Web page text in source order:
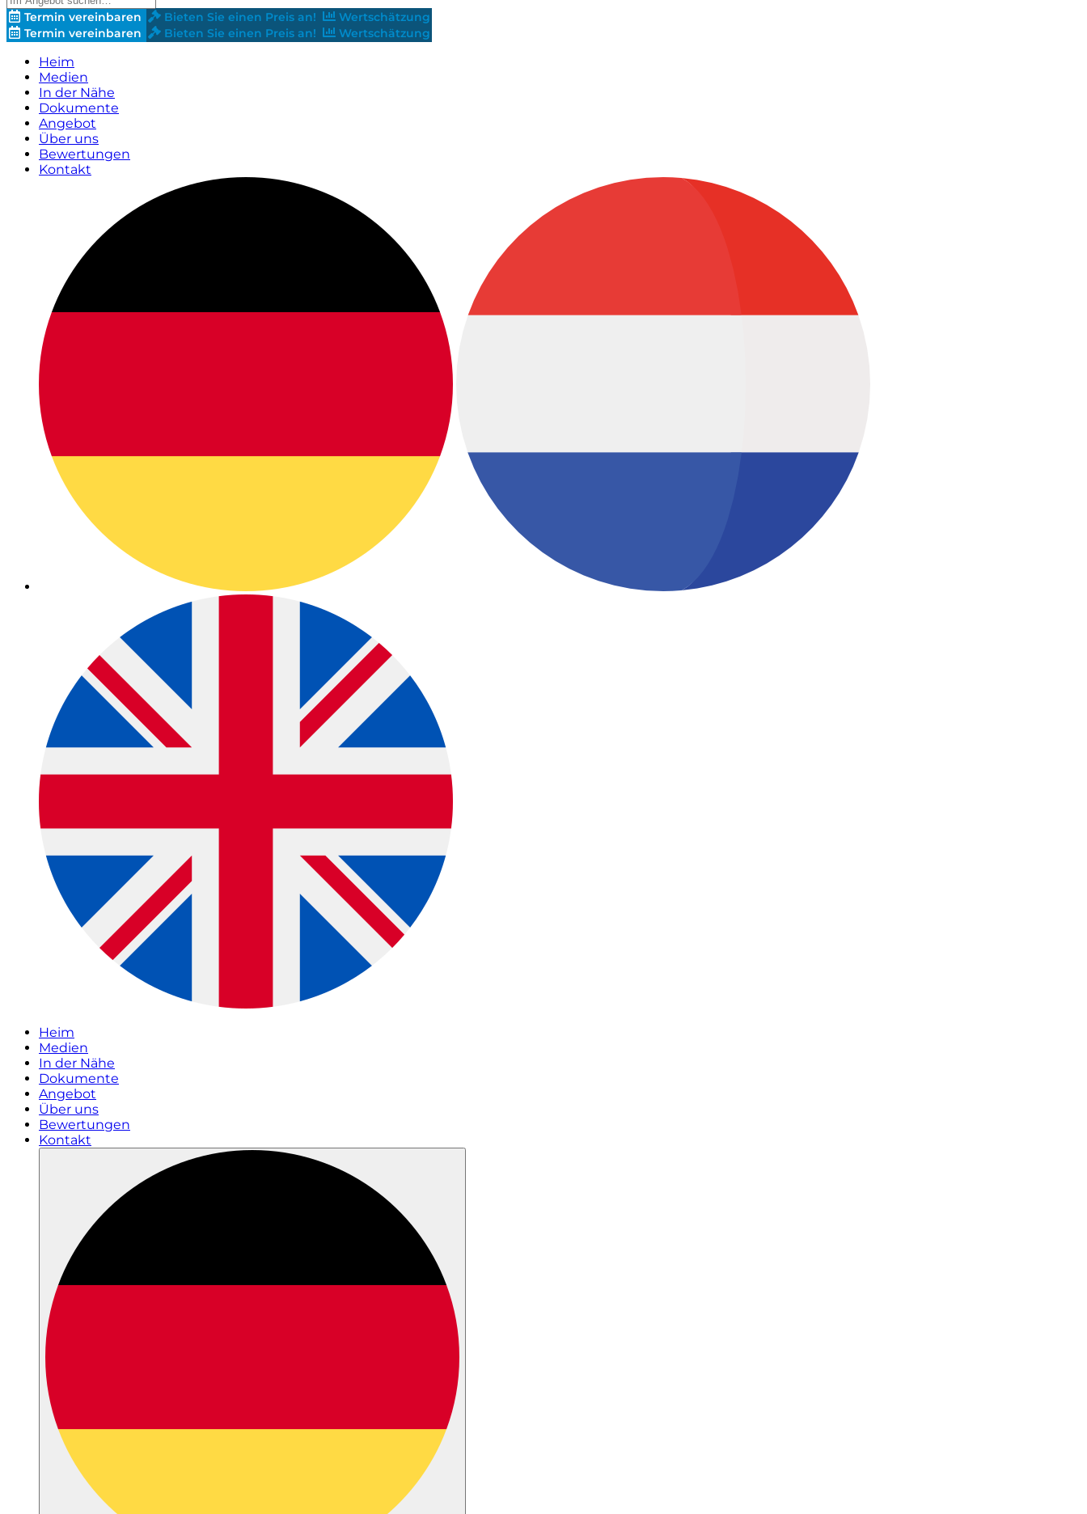
Termin vereinbaren Bieten Sie einen Preis an!
Wertschätzung
Termin vereinbaren
Bieten Sie einen Preis an! Wertschätzung
Heim
Medien
In der Nähe
Dokumente
Angebot
Über uns
Bewertungen
Kontakt
Heim
Medien
In der Nähe
Dokumente
Angebot
Über uns
Bewertungen
Kontakt